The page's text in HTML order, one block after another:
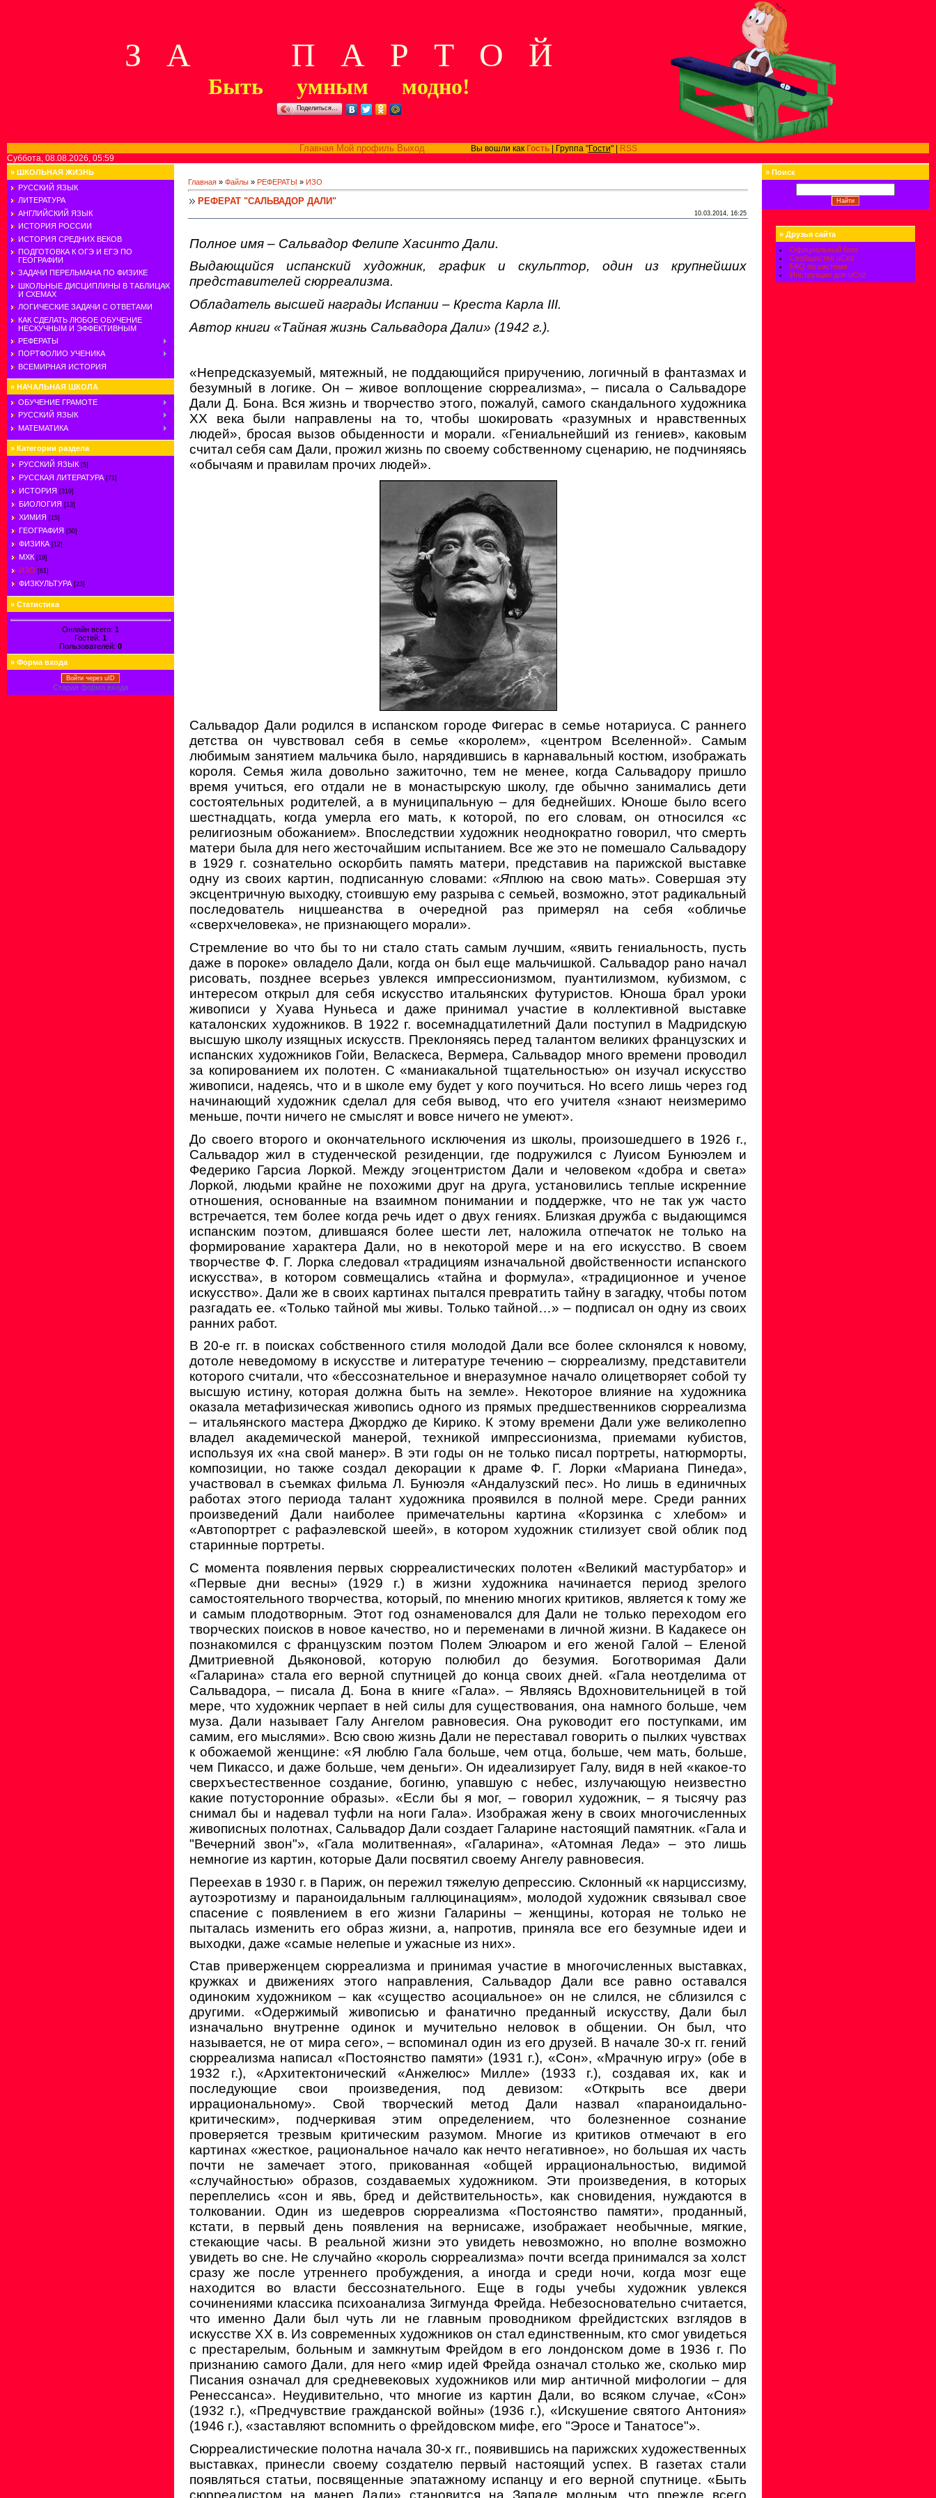
З А П А Р Т О Й
Быть умным модно!
Поделиться…
Главная Мой профиль ВыходВы вошли как Гость| Группа "Гости" |
RSS
Суббота, 08.08.2026, 05:59
» ШКОЛЬНАЯ ЖИЗНЬ
РУССКИЙ ЯЗЫК
ЛИТЕРАТУРА
АНГЛИЙСКИЙ ЯЗЫК
ИСТОРИЯ РОССИИ
ИСТОРИЯ СРЕДНИХ ВЕКОВ
ПОДГОТОВКА К ОГЭ И ЕГЭ ПО
ГЕОГРАФИИ
ЗАДАЧИ ПЕРЕЛЬМАНА ПО ФИЗИКЕ
ШКОЛЬНЫЕ ДИСЦИПЛИНЫ В ТАБЛИЦАХ
И СХЕМАХ
ЛОГИЧЕСКИЕ ЗАДАЧИ С ОТВЕТАМИ
КАК СДЕЛАТЬ ЛЮБОЕ ОБУЧЕНИЕ
НЕСКУЧНЫМ И ЭФФЕКТИВНЫМ
РЕФЕРАТЫ
ПОРТФОЛИО УЧЕНИКА
ВСЕМИРНАЯ ИСТОРИЯ
» НАЧАЛЬНАЯ ШКОЛА
ОБУЧЕНИЕ ГРАМОТЕ
РУССКИЙ ЯЗЫК
МАТЕМАТИКА
» Категории раздела
РУССКИЙ ЯЗЫК [5]
РУССКАЯ ЛИТЕРАТУРА [71]
ИСТОРИЯ [319]
БИОЛОГИЯ [13]
ХИМИЯ [15]
ГЕОГРАФИЯ [50]
ФИЗИКА [12]
МХК [19]
ИЗО [61]
ФИЗКУЛЬТУРА [23]
» Статистика
Онлайн всего: 1
Гостей: 1
Пользователей: 0
» Форма входа
Войти через uID
Старая форма входа
Главная » Файлы » РЕФЕРАТЫ » ИЗО
РЕФЕРАТ "САЛЬВАДОР ДАЛИ"
10.03.2014, 16:25
Полное имя – Сальвадор Фелипе Хасинто Дали.
Выдающийся испанский художник, график и скульптор, один из крупнейших
представителей сюрреализма.
Обладатель высшей награды Испании – Креста Карла III.
Автор книги «Тайная жизнь Сальвадора Дали» (1942 г.).
«Непредсказуемый, мятежный, не поддающийся приручению, логичный в фантазмах и
безумный в логике. Он – живое воплощение сюрреализма», – писала о Сальвадоре
Дали Д. Бона. Вся жизнь и творчество этого, пожалуй, самого скандального художника
XX века были направлены на то, чтобы шокировать «разумных и нравственных
людей», бросая вызов обыденности и морали. «Гениальнейший из гениев», каковым
считал себя сам Дали, прожил жизнь по своему собственному сценарию, не подчиняясь
«обычаям и правилам прочих людей».
Сальвадор Дали родился в испанском городе Фигерас в семье нотариуса. С раннего
детства он чувствовал себя в семье «королем», «центром Вселенной». Самым
любимым занятием мальчика было, нарядившись в карнавальный костюм, изображать
короля. Семья жила довольно зажиточно, тем не менее, когда Сальвадору пришло
время учиться, его отдали не в монастырскую школу, где обычно занимались дети
состоятельных родителей, а в муниципальную – для беднейших. Юноше было всего
шестнадцать, когда умерла его мать, к которой, по его словам, он относился «с
религиозным обожанием». Впоследствии художник неоднократно говорил, что смерть
матери была для него жесточайшим испытанием. Все же это не помешало Сальвадору
в 1929 г. сознательно оскорбить память матери, представив на парижской выставке
одну из своих картин, подписанную словами:«Яплюю на свою мать». Совершая эту
эксцентричную выходку, стоившую ему разрыва с семьей, возможно, этот радикальный
последователь ницшеанства в очередной раз примерял на себя «обличье
«сверхчеловека», не признающего морали».
Стремление во что бы то ни стало стать самым лучшим, «явить гениальность, пусть
даже в пороке» овладело Дали, когда он был еще мальчишкой. Сальвадор рано начал
рисовать, позднее всерьез увлекся импрессионизмом, пуантилизмом, кубизмом, с
интересом открыл для себя искусство итальянских футуристов. Юноша брал уроки
живописи у Хуава Нуньеса и даже принимал участие в коллективной выставке
каталонских художников. В 1922 г. восемнадцатилетний Дали поступил в Мадридскую
высшую школу изящных искусств. Преклоняясь перед талантом великих французских и
испанских художников Гойи, Веласкеса, Вермера, Сальвадор много времени проводил
за копированием их полотен. С «маниакальной тщательностью» он изучал искусство
живописи, надеясь, что и в школе ему будет у кого поучиться. Но всего лишь через год
начинающий художник сделал для себя вывод, что его учителя «знают неизмеримо
меньше, почти ничего не смыслят и вовсе ничего не умеют».
До своего второго и окончательного исключения из школы, произошедшего в 1926 г.,
Сальвадор жил в студенческой резиденции, где подружился с Луисом Бунюэлем и
Федерико Гарсиа Лоркой. Между эгоцентристом Дали и человеком «добра и света»
Лоркой, людьми крайне не похожими друг на друга, установились теплые искренние
отношения, основанные на взаимном понимании и поддержке, что не так уж часто
встречается, тем более когда речь идет о двух гениях. Близкая дружба с выдающимся
испанским поэтом, длившаяся более шести лет, наложила отпечаток не только на
формирование характера Дали, но в некоторой мере и на его искусство. В своем
творчестве Ф. Г. Лорка следовал «традициям изначальной двойственности испанского
искусства», в котором совмещались «тайна и формула», «традиционное и ученое
искусство». Дали же в своих картинах пытался превратить тайну в загадку, чтобы потом
разгадать ее. «Только тайной мы живы. Только тайной…» – подписал он одну из своих
ранних работ.
В 20-е гг. в поисках собственного стиля молодой Дали все более склонялся к новому,
дотоле неведомому в искусстве и литературе течению – сюрреализму, представители
которого считали, что «бессознательное и внеразумное начало олицетворяет собой ту
высшую истину, которая должна быть на земле». Некоторое влияние на художника
оказала метафизическая живопись одного из прямых предшественников сюрреализма
– итальянского мастера Джорджо де Кирико. К этому времени Дали уже великолепно
владел академической манерой, техникой импрессионизма, приемами кубистов,
используя их «на свой манер». В эти годы он не только писал портреты, натюрморты,
композиции, но также создал декорации к драме Ф. Г. Лорки «Мариана Пинеда»,
участвовал в съемках фильма Л. Бунюэля «Андалузский пес». Но лишь в единичных
работах этого периода талант художника проявился в полной мере. Среди ранних
произведений Дали наиболее примечательны картина «Корзинка с хлебом» и
«Автопортрет с рафаэлевской шеей», в котором художник стилизует свой облик под
старинные портреты.
С момента появления первых сюрреалистических полотен «Великий мастурбатор» и
«Первые дни весны» (1929 г.) в жизни художника начинается период зрелого
самостоятельного творчества, который, по мнению многих критиков, является к тому же
и самым плодотворным. Этот год ознаменовался для Дали не только переходом его
творческих поисков в новое качество, но и переменами в личной жизни. В Кадакесе он
познакомился с французским поэтом Полем Элюаром и его женой Галой – Еленой
Дмитриевной Дьяконовой, которую полюбил до безумия. Боготворимая Дали
«Галарина» стала его верной спутницей до конца своих дней. «Гала неотделима от
Сальвадора, – писала Д. Бона в книге «Гала». – Являясь Вдохновительницей в той
мере, что художник черпает в ней силы для существования, она намного больше, чем
муза. Дали называет Галу Ангелом равновесия. Она руководит его поступками, им
самим, его мыслями». Всю свою жизнь Дали не переставал говорить о пылких чувствах
к обожаемой женщине: «Я люблю Гала больше, чем отца, больше, чем мать, больше,
чем Пикассо, и даже больше, чем деньги». Он идеализирует Галу, видя в ней «какое-то
сверхъестественное создание, богиню, упавшую с небес, излучающую неизвестно
какие потусторонние образы». «Если бы я мог, – говорил художник, – я тысячу раз
снимал бы и надевал туфли на ноги Гала». Изображая жену в своих многочисленных
живописных полотнах, Сальвадор Дали создает Галарине настоящий памятник. «Гала и
"Вечерний звон"», «Гала молитвенная», «Галарина», «Атомная Леда» – это лишь
немногие из картин, которые Дали посвятил своему Ангелу равновесия.
Переехав в 1930 г. в Париж, он пережил тяжелую депрессию. Склонный «к нарциссизму,
аутоэротизму и параноидальным галлюцинациям», молодой художник связывал свое
спасение с появлением в его жизни Галарины – женщины, которая не только не
пыталась изменить его образ жизни, а, напротив, приняла все его безумные идеи и
выходки, даже «самые нелепые и ужасные из них».
Став приверженцем сюрреализма и принимая участие в многочисленных выставках,
кружках и движениях этого направления, Сальвадор Дали все равно оставался
одиноким художником – как «существо асоциальное» он не слился, не сблизился с
другими. «Одержимый живописью и фанатично преданный искусству, Дали был
изначально внутренне одинок и мучительно неловок в общении. Он был, что
называется, не от мира сего», – вспоминал один из его друзей. В начале 30-х гг. гений
сюрреализма написал «Постоянство памяти» (1931 г.), «Сон», «Мрачную игру» (обе в
1932 г.), «Архитектонический «Анжелюс» Милле» (1933 г.), создавая их, как и
последующие свои произведения, под девизом: «Открыть все двери
иррациональному». Свой творческий метод Дали назвал «параноидально-
критическим», подчеркивая этим определением, что болезненное сознание
проверяется трезвым критическим разумом. Многие из критиков отмечают в его
картинах «жесткое, рациональное начало как нечто негативное», но большая их часть
почти не замечает этого, прикованная «общей иррациональностью, видимой
«случайностью» образов, создаваемых художником. Эти произведения, в которых
переплелись «сон и явь, бред и действительность», как сновидения, нуждаются в
толковании. Один из шедевров сюрреализма «Постоянство памяти», проданный,
кстати, в первый день появления на вернисаже, изображает необычные, мягкие,
стекающие часы. В реальной жизни это увидеть невозможно, но вполне возможно
увидеть во сне. Не случайно «король сюрреализма» почти всегда принимался за холст
сразу же после утреннего пробуждения, а иногда и среди ночи, когда мозг еще
находится во власти бессознательного. Еще в годы учебы художник увлекся
сочинениями классика психоанализа Зигмунда Фрейда. Небезосновательно считается,
что именно Дали был чуть ли не главным проводником фрейдистских взглядов в
искусстве XX в. Из современных художников он стал единственным, кто смог увидеться
с престарелым, больным и замкнутым Фрейдом в его лондонском доме в 1936 г. По
признанию самого Дали, для него «мир идей Фрейда означал столько же, сколько мир
Писания означал для средневековых художников или мир античной мифологии – для
Ренессанса». Неудивительно, что многие из картин Дали, во всяком случае, «Сон»
(1932 г.), «Предчувствие гражданской войны» (1936 г.), «Искушение святого Антония»
(1946 г.), «заставляют вспомнить о фрейдовском мифе, его "Эросе и Танатосе"».
Сюрреалистические полотна начала 30-х гг., появившись на парижских художественных
выставках, принесли своему создателю первый настоящий успех. В газетах стали
появляться статьи, посвященные эпатажному испанцу и его верной спутнице. «Быть
сюрреалистом на манер Дали» становится на Западе модным, что прежде всего
» Поиск
» Друзья сайта
Официальный блог
Сообщество uCoz
FAQ по системе
Инструкции для uCoz